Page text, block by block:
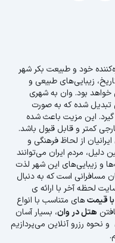
خود و طبیعت بکر شهر
زیبایی‌های طبیعی و
بود. وان به شهری
تبدیل شده که به صورت
این مزیت باعث شده
کمتر و قابل قبول باشد.
از لحاظ فرهنگی و
دلیل، مردم ایران می‌توانند
و زیبایی‌های این شهر لذت
مسافرانی است که به دنبال
لحظه آخر با ارائه ی
قیمتهای متناسب با انواع
هتل در وان، بسیار آسان
نحوه رزرو آنلاین می‌پردازیم